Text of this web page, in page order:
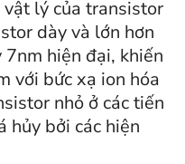
lý của transistor
dày và lớn hơn
hiện đại, khiến
với bức xạ ion hóa
nhỏ ở các tiến
hủy bởi các hiện